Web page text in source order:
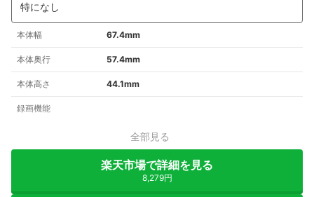
特になし
本体幅 67.4mm
本体奥行 57.4mm
本体高さ 44.1mm
録画機能
全部見る
楽天市場で詳細を見る
8,279円